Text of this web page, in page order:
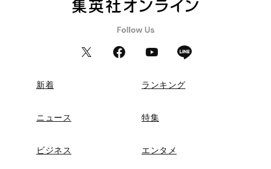
新着 ランキング
ニュース 特集
ビジネス エンタメ